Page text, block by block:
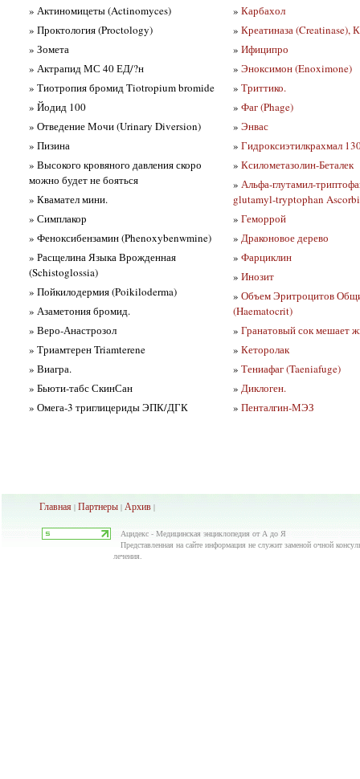
» Актиномицеты (Actinomyces)
» Проктология (Proctology)
» Зомета
» Актрапид МС 40 ЕД/?н
» Тиотропия бромид Tiotropium bromide
» Йодид 100
» Отведение Мочи (Urinary Diversion)
» Пизина
» Высокого кровяного давления скоро
можно будет не бояться
» Квамател мини.
» Симплакор
» Феноксибензамин (Phenoxybenwmine)
» Расщелина Языка Врожденная
(Schistoglossia)
» Пойкилодермия (Poikiloderma)
» Азаметония бромид.
» Веро-Анастрозол
» Триамтерен Triamterene
» Виагра.
» Бьюти-табс СкинСан
» Омега-3 триглицериды ЭПК/ДГК
» Карбахол
» Креатиназа (Creatinase),
» Ифиципро
» Эноксимон (Enoximone)
» Триттико.
» Фаг (Phage)
» Энвас
» Гидроксиэтилкрахмал
» Ксилометазолин-Беталек
» Альфа-глутамил-
glutamyl-tryptophan
» Геморрой
» Драконовое дерево
» Фарциклин
» Инозит
» Объем Эритроцитов
(Haematocrit)
» Гранатовый сок мешает
» Кеторолак
» Тениафаг (Taeniafuge)
» Диклоген.
» Пенталгин-МЭЗ
Главная | Партнеры | Архив |
Ацидекс - Медицинская энциклопедия от А до Я
Представленная на сайте информация не служит заменой очной
лечения.